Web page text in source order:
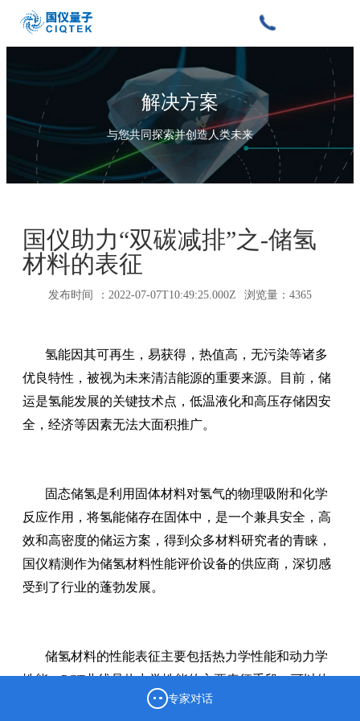
解决方案
与您共同探索并创造人类未来
国仪助力“双碳减排”之-储氢
材料的表征
发布时间 ：2022-07-07T10:49:25.000Z 浏览量：4365
氢能因其可再生，易获得，热值高，无污染等诸多
优良特性，被视为未来清洁能源的重要来源。目前，储
运是氢能发展的关键技术点，低温液化和高压存储因安
全，经济等因素无法大面积推广。
固态储氢是利用固体材料对氢气的物理吸附和化学
反应作用，将氢能储存在固体中，是一个兼具安全，高
效和高密度的储运方案，得到众多材料研究者的青睐，
国仪精测作为储氢材料性能评价设备的供应商，深切感
受到了行业的蓬勃发展。
储氢材料的性能表征主要包括热力学性能和动力学
性能，PCT曲线是热力学性能的主要表征手段，可以体
现储氢材料的吸放氢量，吸放氢压力，滞后特性等。
专家对话